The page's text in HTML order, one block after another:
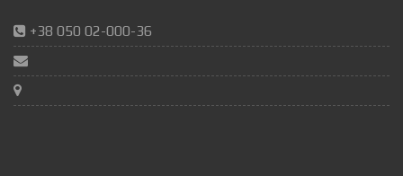
+38 050 02-000-36